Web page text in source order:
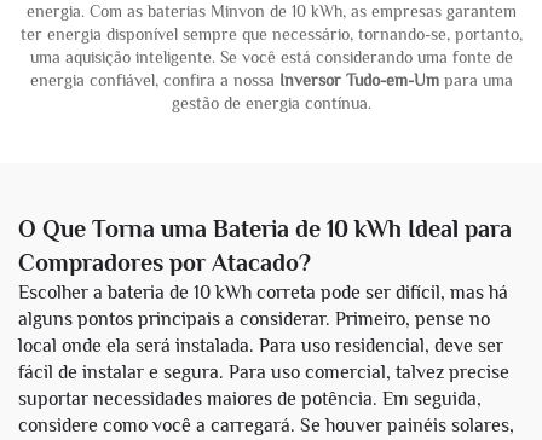
energia. Com as baterias Minvon de 10 kWh, as empresas garantem
ter energia disponível sempre que necessário, tornando-se, portanto,
uma aquisição inteligente. Se você está considerando uma fonte de
energia confiável, confira a nossa Inversor Tudo-em-Um para uma
gestão de energia contínua.
O Que Torna uma Bateria de 10 kWh Ideal para
Compradores por Atacado?
Escolher a bateria de 10 kWh correta pode ser difícil, mas há
alguns pontos principais a considerar. Primeiro, pense no
local onde ela será instalada. Para uso residencial, deve ser
fácil de instalar e segura. Para uso comercial, talvez precise
suportar necessidades maiores de potência. Em seguida,
considere como você a carregará. Se houver painéis solares,